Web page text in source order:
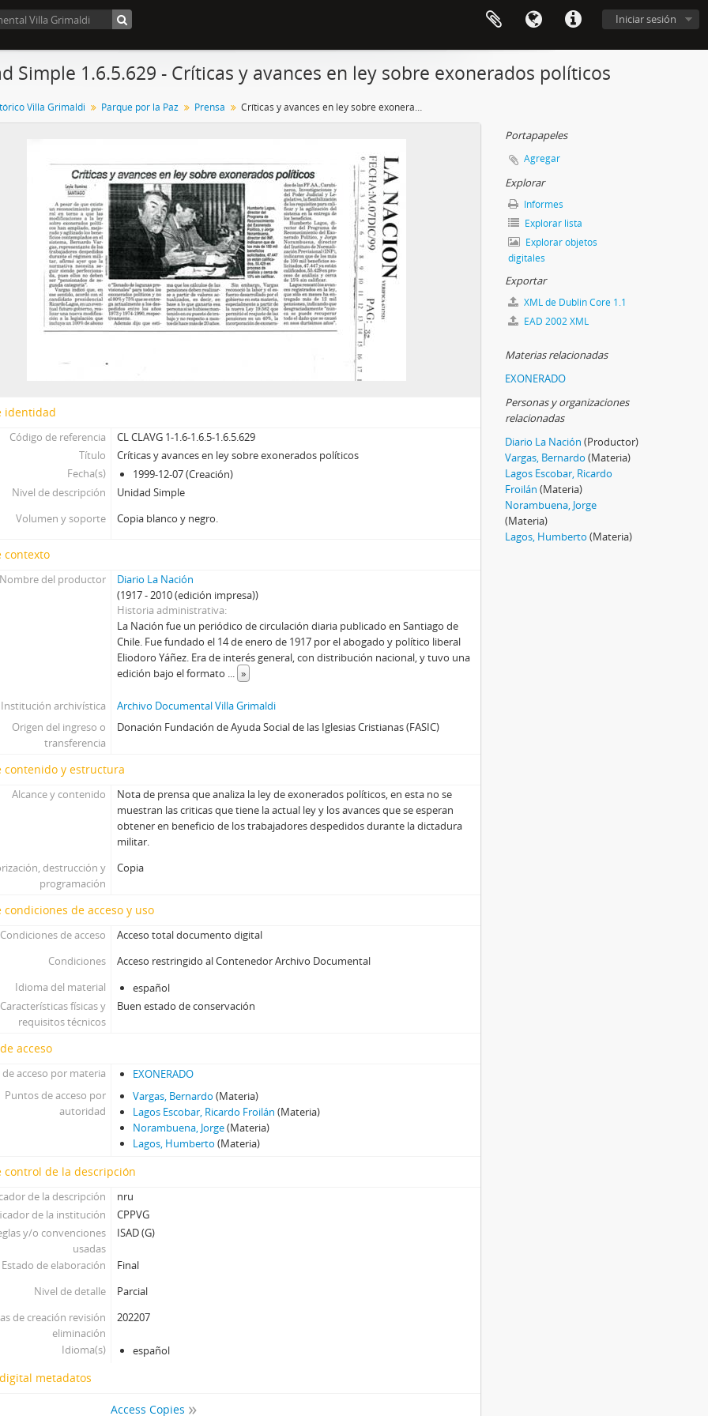
Iniciar sesión
Simple 1.6.5.629 - Críticas y avances en ley sobre exonerados políticos
Villa Grimaldi Parque por la Paz Prensa Críticas y avances en ley sobre exonerados políticos
identidad
Código de referencia
CL CLAVG 1-1.6-1.6.5-1.6.5.629
Título
Críticas y avances en ley sobre exonerados políticos
Fecha(s)
1999-12-07 (Creación)
Nivel de descripción
Unidad Simple
Volumen y soporte
Copia blanco y negro.
contexto
Nombre del productor
Diario La Nación
(1917 - 2010 (edición impresa))
Historia administrativa
La Nación fue un periódico de circulación diaria publicado en Santiago de
Chile. Fue fundado el 14 de enero de 1917 por el abogado y político liberal
Eliodoro Yáñez. Era de interés general, con distribución nacional, y tuvo una
edición bajo el formato ... »
Institución archivística
Archivo Documental Villa Grimaldi
Origen del ingreso o
transferencia
Donación Fundación de Ayuda Social de las Iglesias Cristianas (FASIC)
contenido y estructura
Alcance y contenido
Nota de prensa que analiza la ley de exonerados políticos, en esta no se
muestran las criticas que tiene la actual ley y los avances que se esperan
obtener en beneficio de los trabajadores despedidos durante la dictadura
militar.
destrucción y
programación
Copia
condiciones de acceso y uso
Condiciones de acceso
Acceso total documento digital
Condiciones
Acceso restringido al Contenedor Archivo Documental
Idioma del material
español
Características físicas y
requisitos técnicos
Buen estado de conservación
acceso
acceso por materia
EXONERADO
Puntos de acceso por
autoridad
Vargas, Bernardo (Materia)
Lagos Escobar, Ricardo Froilán (Materia)
Norambuena, Jorge(Materia)
Lagos, Humberto (Materia)
control de la descripción
de la descripción
nru
de la institución
CPPVG
y/o convenciones
usadas
ISAD (G)
Estado de elaboración
Final
Nivel de detalle
Parcial
de creación revisión
eliminación
202207
Idioma(s) español
metadatos
Access Copies
Portapapeles
Agregar
Explorar
Informes
Explorar lista
Explorar objetos
digitales
Exportar
XML de Dublin Core 1.1
EAD 2002 XML
Materias relacionadas
EXONERADO
Personas y organizaciones
relacionadas
Diario La Nación (Productor)
Vargas, Bernardo (Materia)
Lagos Escobar, Ricardo
Froilán (Materia)
Norambuena, Jorge
(Materia)
Lagos, Humberto (Materia)